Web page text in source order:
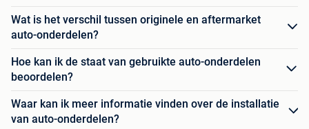
Wat is het verschil tussen originele en aftermarket
auto-onderdelen?
Hoe kan ik de staat van gebruikte auto-onderdelen
beoordelen?
Waar kan ik meer informatie vinden over de installatie
van auto-onderdelen?